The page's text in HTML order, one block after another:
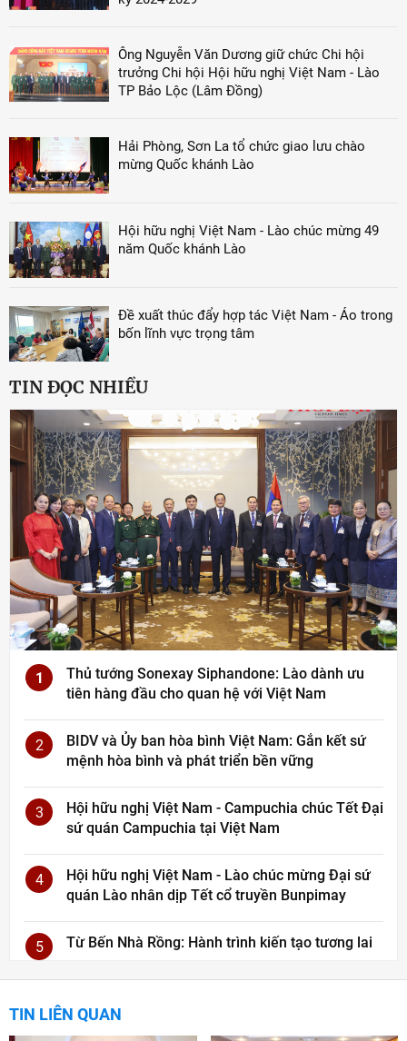
Ông Nguyễn Văn Dương giữ chức Chi hội
trưởng Chi hội Hội hữu nghị Việt Nam - Lào
TP Bảo Lộc (Lâm Đồng)
Hải Phòng, Sơn La tổ chức giao lưu chào
mừng Quốc khánh Lào
Hội hữu nghị Việt Nam - Lào chúc mừng 49
năm Quốc khánh Lào
Đề xuất thúc đẩy hợp tác Việt Nam - Áo trong
bốn lĩnh vực trọng tâm
TIN ĐỌC NHIỀU
1
Thủ tướng Sonexay Siphandone: Lào dành ưu
tiên hàng đầu cho quan hệ với Việt Nam
2
BIDV và Ủy ban hòa bình Việt Nam: Gắn kết sứ
mệnh hòa bình và phát triển bền vững
3
Hội hữu nghị Việt Nam - Campuchia chúc Tết Đại
sứ quán Campuchia tại Việt Nam
4
Hội hữu nghị Việt Nam - Lào chúc mừng Đại sứ
quán Lào nhân dịp Tết cổ truyền Bunpimay
5 Từ Bến Nhà Rồng: Hành trình kiến tạo tương lai
TIN LIÊN QUAN